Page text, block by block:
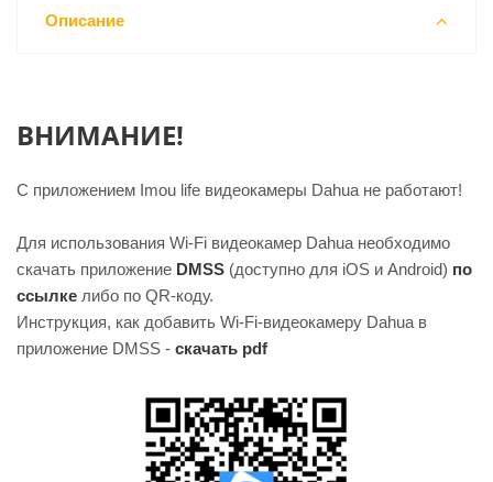
Описание
ВНИМАНИЕ!
С приложением Imou life видеокамеры Dahua не работают!
Для использования Wi-Fi видеокамер Dahua необходимо
скачать приложение DMSS (доступно для iOS и Android) по
ссылке либо по QR-коду.
Инструкция, как добавить Wi-Fi-видеокамеру Dahua в
приложение DMSS - скачать pdf